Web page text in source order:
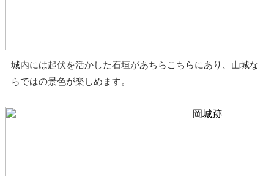
城内には起伏を活かした石垣があちらこちらにあり、山城な
らではの景色が楽しめます。